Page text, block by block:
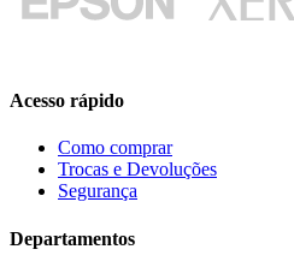
Acesso rápido
Como comprar
Trocas e Devoluções
Segurança
Departamentos